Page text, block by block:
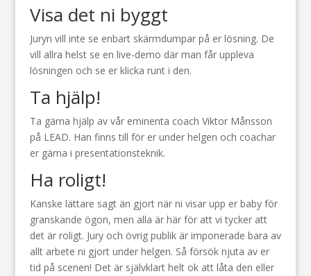
Visa det ni byggt
Juryn vill inte se enbart skärmdumpar på er lösning. De
vill allra helst se en live-demo där man får uppleva
lösningen och se er klicka runt i den.
Ta hjälp!
Ta gärna hjälp av vår eminenta coach Viktor Månsson
på LEAD. Han finns till för er under helgen och coachar
er gärna i presentationsteknik.
Ha roligt!
Kanske lättare sagt än gjort när ni visar upp er baby för
granskande ögon, men alla är här för att vi tycker att
det är roligt. Jury och övrig publik är imponerade bara av
allt arbete ni gjort under helgen. Så försök njuta av er
tid på scenen! Det är självklart helt ok att låta den eller